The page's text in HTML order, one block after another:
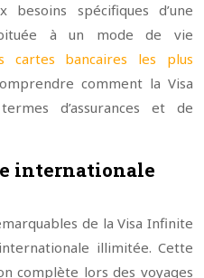
spécifiques d’une
à un mode de vie
cartes bancaires les plus
comment la Visa
d’assurances et de
internationale
de la Visa Infinite
illimitée. Cette
complète lors des voyages